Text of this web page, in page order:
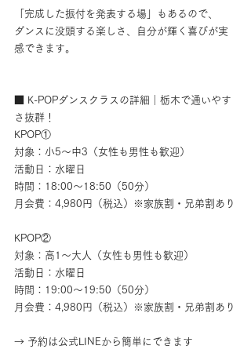
「完成した振付を発表する場」もあるので、
ダンスに没頭する楽しさ、自分が輝く喜びが実
感できます。
■ K-POPダンスクラスの詳細｜栃木で通いやす
さ抜群！
KPOP①
対象：小5～中3（女性も男性も歓迎）
活動日：水曜日
時間：18:00〜18:50（50分）
月会費：4,980円（税込）※家族割・兄弟割あり
KPOP②
対象：高1～大人（女性も男性も歓迎）
活動日：水曜日
時間：19:00〜19:50（50分）
月会費：4,980円（税込）※家族割・兄弟割あり
→ 予約は公式LINEから簡単にできます